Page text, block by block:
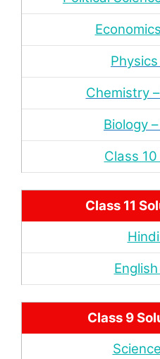
Physics
Chemistry –
Biology –
Class
Class 11
Hindi
English
Class 9
Science